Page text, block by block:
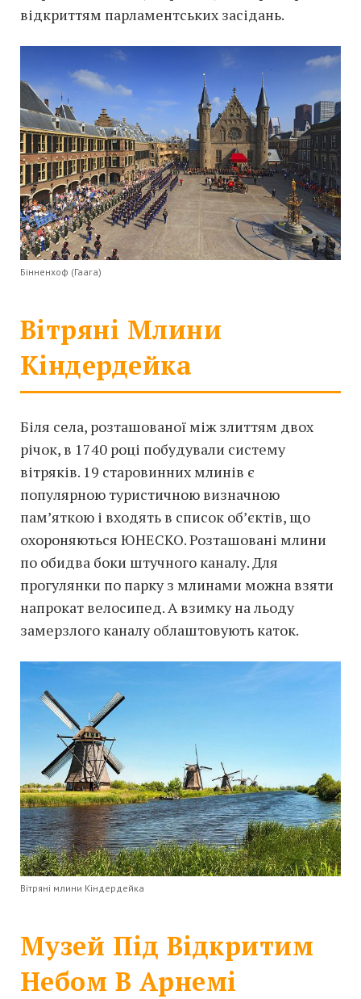
відкриттям парламентських засідань.
Бінненхоф (Гаага)
Вітряні Млини
Кіндердейка
Біля села, розташованої між злиттям двох
річок, в 1740 році побудували систему
вітряків. 19 старовинних млинів є
популярною туристичною визначною
пам’яткою і входять в список об’єктів, що
охороняються ЮНЕСКО. Розташовані млини
по обидва боки штучного каналу. Для
прогулянки по парку з млинами можна взяти
напрокат велосипед. А взимку на льоду
замерзлого каналу облаштовують каток.
Вітряні млини Кіндердейка
Музей Під Відкритим
Небом В Арнемі